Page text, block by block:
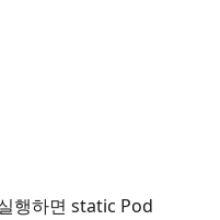
행하면 static Pod